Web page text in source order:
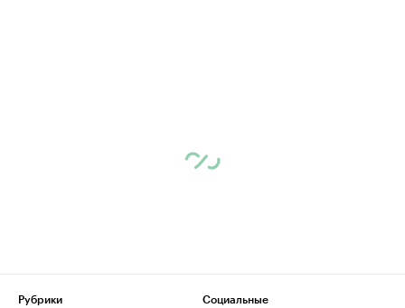
Рубрики
Социальные